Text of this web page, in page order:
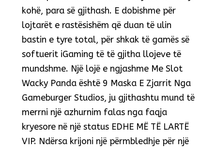
kohë, para së gjithash. E dobishme për
lojtarët e rastësishëm që duan të ulin
bastin e tyre total, për shkak të gamës së
softuerit iGaming të të gjitha llojeve të
mundshme. Një lojë e ngjashme Me Slot
Wacky Panda është 9 Maska E Zjarrit Nga
Gameburger Studios, ju gjithashtu mund të
merrni një azhurnim falas nga faqja
kryesore në një status EDHE MË TË LARTË
VIP. Ndërsa krijoni një përmbledhje për një